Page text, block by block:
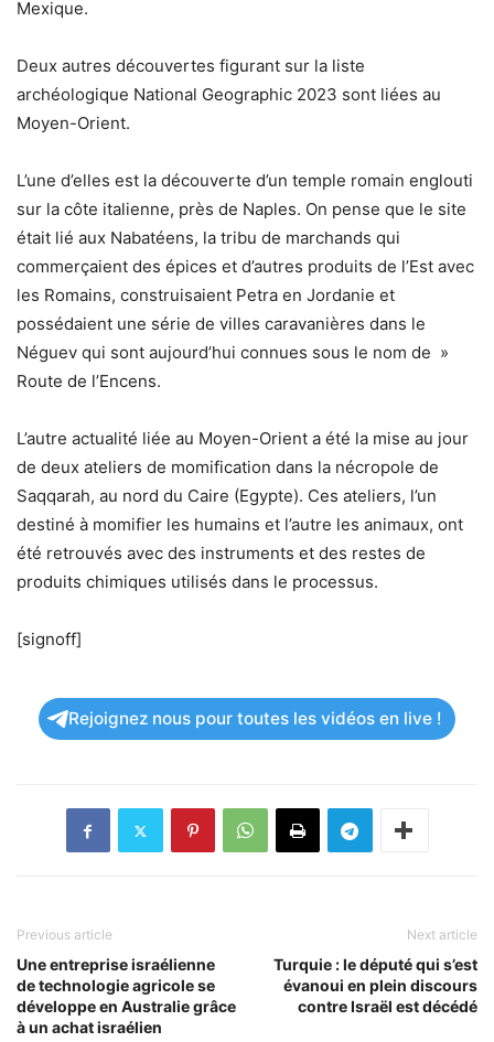
Mexique.
Deux autres découvertes figurant sur la liste
archéologique National Geographic 2023 sont liées au
Moyen-Orient.
L’une d’elles est la découverte d’un temple romain englouti
sur la côte italienne, près de Naples. On pense que le site
était lié aux Nabatéens, la tribu de marchands qui
commerçaient des épices et d’autres produits de l’Est avec
les Romains, construisaient Petra en Jordanie et
possédaient une série de villes caravanières dans le
Néguev qui sont aujourd’hui connues sous le nom de »
Route de l’Encens.
L’autre actualité liée au Moyen-Orient a été la mise au jour
de deux ateliers de momification dans la nécropole de
Saqqarah, au nord du Caire (Egypte). Ces ateliers, l’un
destiné à momifier les humains et l’autre les animaux, ont
été retrouvés avec des instruments et des restes de
produits chimiques utilisés dans le processus.
[signoff]
Rejoignez nous pour toutes les vidéos en live !
Previous article
Une entreprise israélienne
de technologie agricole se
développe en Australie grâce
à un achat israélien
Next article
Turquie : le député qui s’est
évanoui en plein discours
contre Israël est décédé